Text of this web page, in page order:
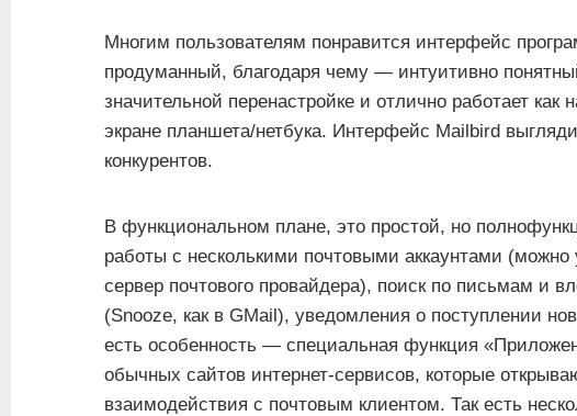
Многим пользователям понравится интерфейс
продуманный, благодаря чему — интуитивно
значительной перенастройке и отлично работает
экране планшета/нетбука. Интерфейс Mailbird
конкурентов.
В функциональном плане, это простой, но
работы с несколькими почтовыми аккаунтами
сервер почтового провайдера), поиск по письмам и
(Snooze, как в GMail), уведомления о поступлении
есть особенность — специальная функция
обычных сайтов интернет-сервисов, которые
взаимодействия с почтовым клиентом. Так есть